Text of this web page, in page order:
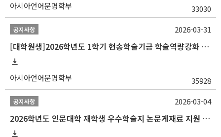
아시아언어문명학부 33030
공지사항
[대학원생]2026학년도 1학기 현송학술기금 학술역량강화 사업 안내
아시아언어문명학부 35928
2026-03-31
공지사항
2026학년도 인문대학 재학생 우수학술지 논문게재료 지원 안내
2026-03-04